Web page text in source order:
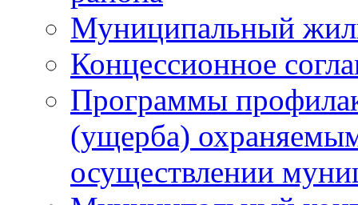
Муниципальный
Концессионное
Программы
(ущерба)
осуществлении